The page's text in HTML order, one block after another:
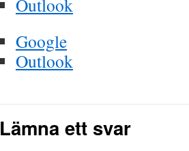
Outlook
Google
Outlook
Lämna ett svar